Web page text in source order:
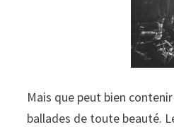
Mais que peut bien
ballades de toute beauté.